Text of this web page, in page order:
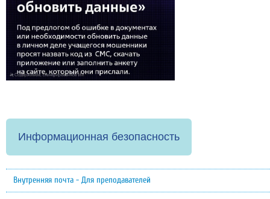
Информационная безопасность
Внутренняя почта - Для преподавателей